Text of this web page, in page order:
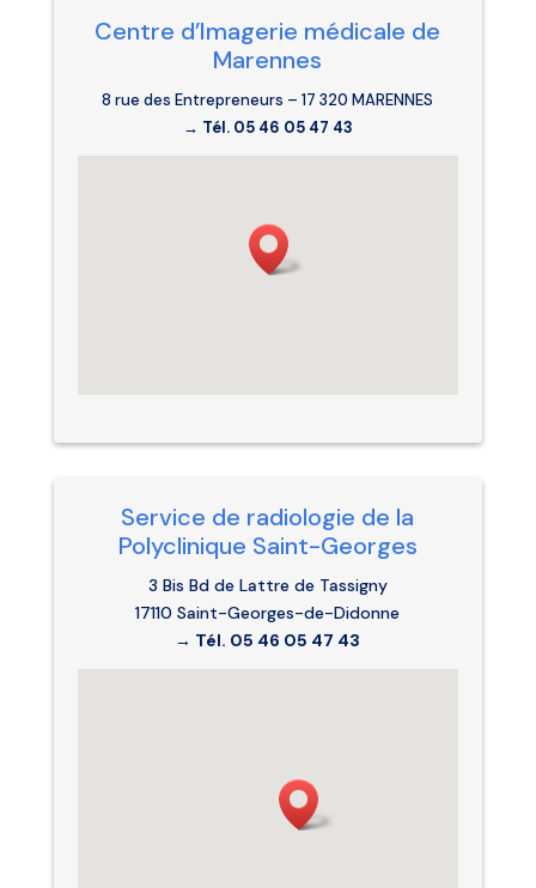
Centre d’Imagerie médicale de
Marennes
8 rue des Entrepreneurs – 17 320 MARENNES
→ Tél. 05 46 05 47 43
Service de radiologie de la
Polyclinique Saint-Georges
3 Bis Bd de Lattre de Tassigny
17110 Saint-Georges-de-Didonne
→ Tél. 05 46 05 47 43